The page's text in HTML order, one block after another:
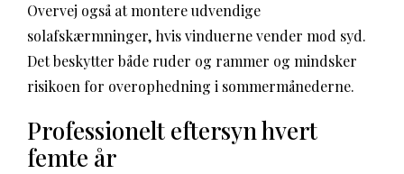
Overvej også at montere udvendige
solafskærmninger, hvis vinduerne vender mod syd.
Det beskytter både ruder og rammer og mindsker
risikoen for overophedning i sommermånederne.
Professionelt eftersyn hvert
femte år